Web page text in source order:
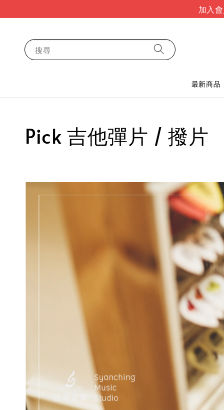
加入
搜尋
最新商品
Pick 吉他彈片 / 撥片